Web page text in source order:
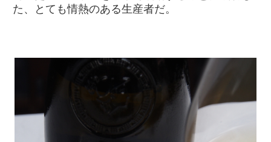
た、とても情熱のある生産者だ。